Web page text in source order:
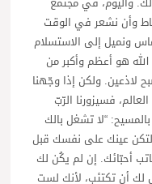
وأن نشعر في الوقت
ونميل إلى الاستسلام
هو أعظم وأكبر من
لاذعين. ولكن إذا وجّهنا
فسيزورنا الرّبّ
“لا تشغل بالك
لتكن عينك على نفسك قبل
أحبّائك. إن لم يكُن لك
لك أن تكتئب، لأنك لست